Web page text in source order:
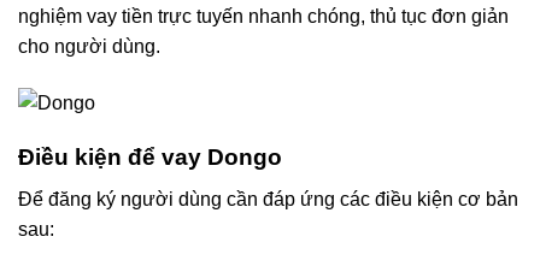
nghiệm vay tiền trực tuyến nhanh chóng, thủ tục đơn giản
cho người dùng.
Điều kiện để vay Dongo
Để đăng ký người dùng cần đáp ứng các điều kiện cơ bản
sau: